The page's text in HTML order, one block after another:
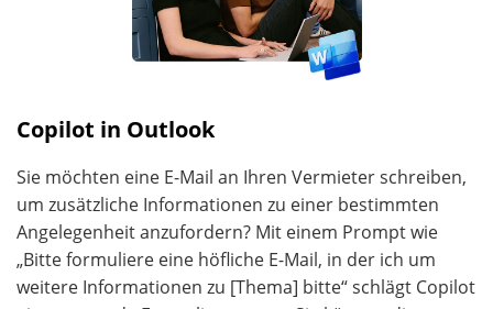
Copilot in Outlook
Sie möchten eine E-Mail an Ihren Vermieter schreiben,
um zusätzliche Informationen zu einer bestimmten
Angelegenheit anzufordern? Mit einem Prompt wie
„Bitte formuliere eine höfliche E-Mail, in der ich um
weitere Informationen zu [Thema] bitte“ schlägt Copilot